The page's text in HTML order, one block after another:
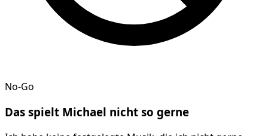
No-Go
Das spielt Michael nicht so gerne